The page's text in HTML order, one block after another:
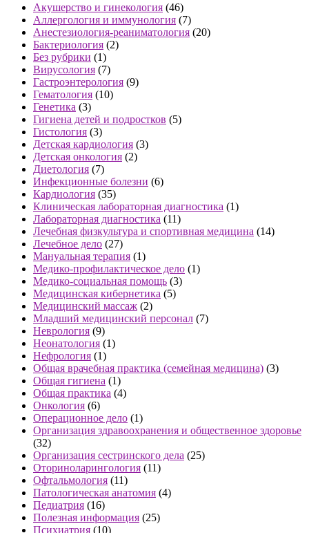
Акушерство и гинекология (46)
Аллергология и иммунология (7)
Анестезиология-реаниматология (20)
Бактериология (2)
Без рубрики (1)
Вирусология (7)
Гастроэнтерология (9)
Гематология (10)
Генетика (3)
Гигиена детей и подростков (5)
Гистология (3)
Детская кардиология (3)
Детская онкология (2)
Диетология (7)
Инфекционные болезни (6)
Кардиология (35)
Клиническая лабораторная диагностика (1)
Лабораторная диагностика (11)
Лечебная физкультура и спортивная медицина (14)
Лечебное дело (27)
Мануальная терапия (1)
Медико-профилактическое дело (1)
Медико-социальная помощь (3)
Медицинская кибернетика (5)
Медицинский массаж (2)
Младший медицинский персонал (7)
Неврология (9)
Неонатология (1)
Нефрология (1)
Общая врачебная практика (семейная медицина) (3)
Общая гигиена (1)
Общая практика (4)
Онкология (6)
Операционное дело (1)
Организация здравоохранения и общественное здоровье
(32)
Организация сестринского дела (25)
Оториноларингология (11)
Офтальмология (11)
Патологическая анатомия (4)
Педиатрия (16)
Полезная информация (25)
Психиатрия (10)